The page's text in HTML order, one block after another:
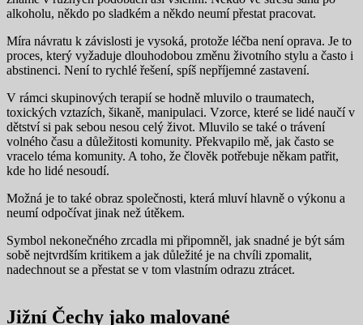
alkoholu, někdo po sladkém a někdo neumí přestat pracovat.
Míra návratu k závislosti je vysoká, protože léčba není oprava. Je to
proces, který vyžaduje dlouhodobou změnu životního stylu a často i
abstinenci. Není to rychlé řešení, spíš nepříjemné zastavení.
V rámci skupinových terapií se hodně mluvilo o traumatech,
toxických vztazích, šikaně, manipulaci. Vzorce, které se lidé naučí v
dětství si pak sebou nesou celý život. Mluvilo se také o trávení
volného času a důležitosti komunity. Překvapilo mě, jak často se
vracelo téma komunity. A toho, že člověk potřebuje někam patřit,
kde ho lidé nesoudí.
Možná je to také obraz společnosti, která mluví hlavně o výkonu a
neumí odpočívat jinak než útěkem.
Symbol nekonečného zrcadla mi připomněl, jak snadné je být sám
sobě nejtvrdším kritikem a jak důležité je na chvíli zpomalit,
nadechnout se a přestat se v tom vlastním odrazu ztrácet.
Jižní Čechy jako malované